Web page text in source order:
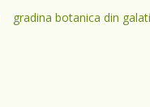
gradina botanica din galati